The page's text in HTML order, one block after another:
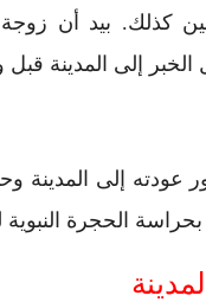
كذلك. بيد أن
إلى المدينة
إلى المدينة
الحجرة النبوية